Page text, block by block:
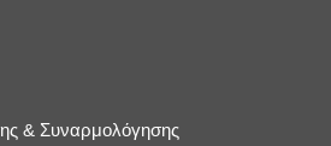
& Συναρμολόγησης